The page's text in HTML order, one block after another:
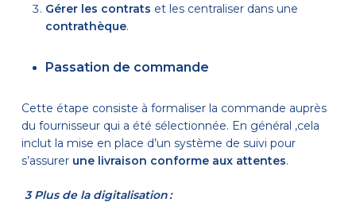
Gérer les contrats et les centraliser dans une
contrathèque.
Passation de commande
Cette étape consiste à formaliser la commande auprès
du fournisseur qui a été sélectionnée. En général ,cela
inclut la mise en place d’un système de suivi pour
s’assurer une livraison conforme aux attentes.
3 Plus de la digitalisation :